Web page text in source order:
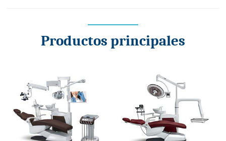
Productos principales